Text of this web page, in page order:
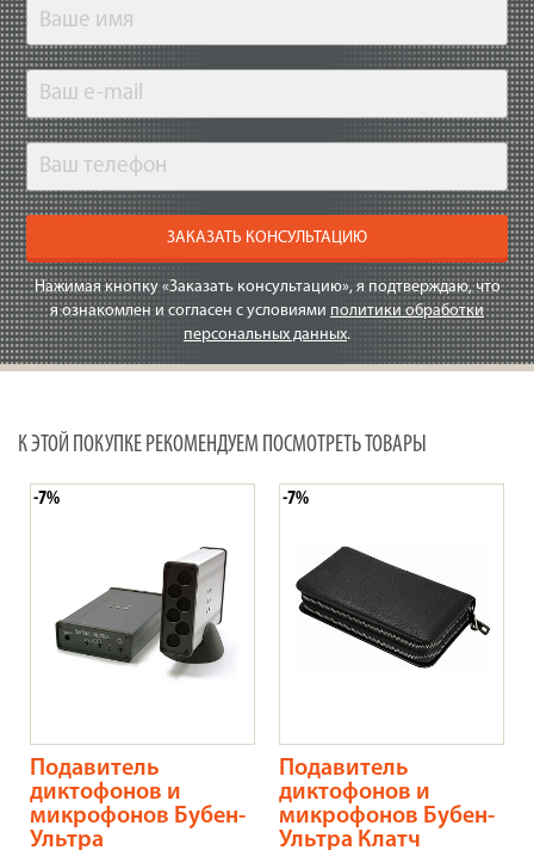
ЗАКАЗАТЬ КОНСУЛЬТАЦИЮ
Нажимая кнопку «Заказать консультацию», я подтверждаю, что
я ознакомлен и согласен с условиями политики обработки
персональных данных.
К ЭТОЙ ПОКУПКЕ РЕКОМЕНДУЕМ ПОСМОТРЕТЬ ТОВАРЫ
Подавитель
диктофонов и
микрофонов Бубен-
Ультра
-7%
Подавитель
диктофонов и
микрофонов Бубен-
Ультра Клатч
-7%